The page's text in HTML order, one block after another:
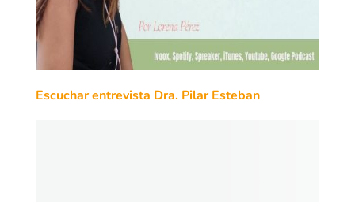
Escuchar entrevista Dra. Pilar Esteban